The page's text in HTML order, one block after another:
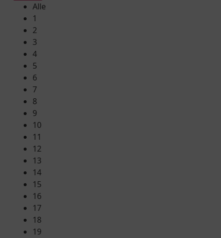
Alle
1
2
3
4
5
6
7
8
9
10
11
12
13
14
15
16
17
18
19